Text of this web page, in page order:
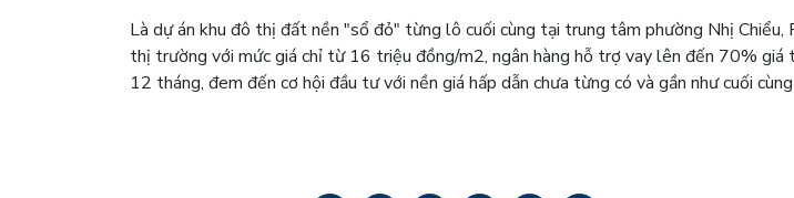
Là dự án khu đô thị đất nền "sổ đỏ" từng lô cuối cùng tại trung tâm phường Nhị
thị trường với mức giá chỉ từ 16 triệu đồng/m2, ngân hàng hỗ trợ vay lên đến 70%
12 tháng, đem đến cơ hội đầu tư với nền giá hấp dẫn chưa từng có và gần như cuối